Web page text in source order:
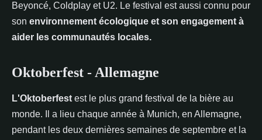
Beyoncé, Coldplay et U2. Le festival est aussi connu pour
son environnement écologique et son engagement à
aider les communautés locales.
Oktoberfest - Allemagne
L'Oktoberfest est le plus grand festival de la bière au
monde. Il a lieu chaque année à Munich, en Allemagne,
pendant les deux dernières semaines de septembre et la